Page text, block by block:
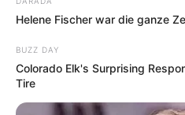
Kinderausflugsziele für
Kindergeburtstag feiern
Schlösser und Burgen
Tagesausflugsziele für
Helene Fischer war die ganze
BUZZ DAY
Colorado Elk's Surprising
Tire